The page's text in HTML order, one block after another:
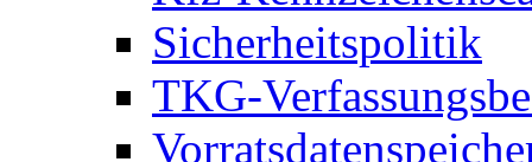
Sicherheitspolitik
TKG-